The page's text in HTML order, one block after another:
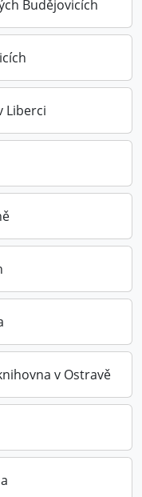
Budějovicích
Liberci
v Ostravě